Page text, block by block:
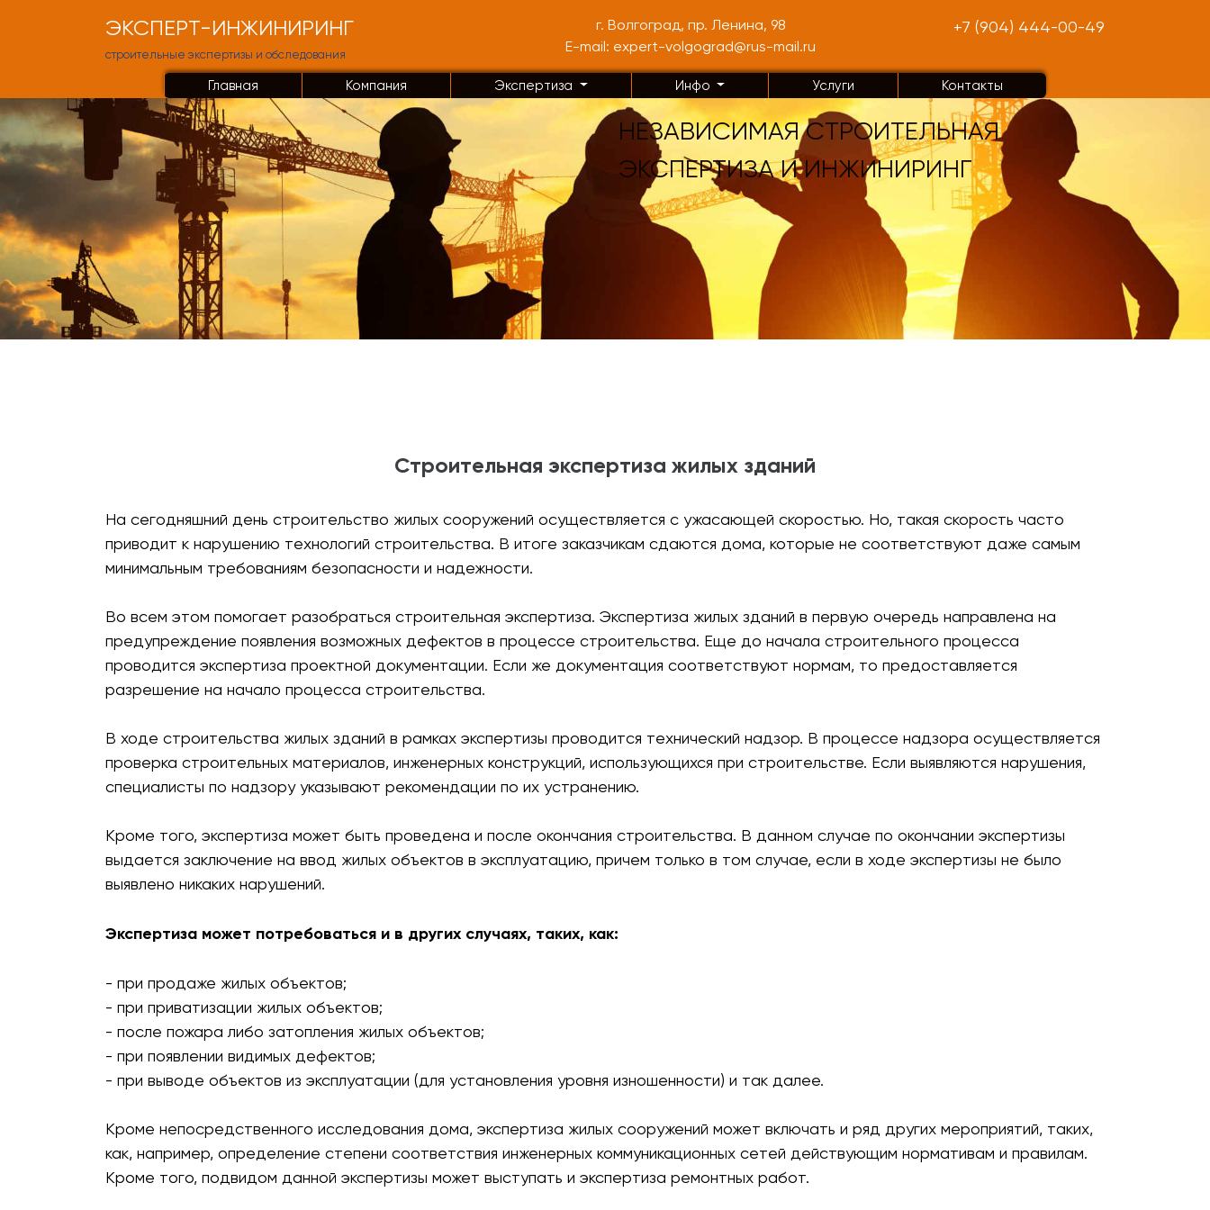
ЭКСПЕРТ-ИНЖИНИРИНГ
строительные экспертизы и обследования
г. Волгоград, пр. Ленина, 98
E-mail: expert-volgograd@rus-mail.ru
+7 (904) 444-00-49
Главная Компания Экспертиза Инфо Услуги Контакты
НЕЗАВИСИМАЯ СТРОИТЕЛЬНАЯ
ЭКСПЕРТИЗА И ИНЖИНИРИНГ
Строительная экспертиза жилых зданий
На сегодняшний день строительство жилых сооружений осуществляется с ужасающей скоростью. Но, такая скорость часто
приводит к нарушению технологий строительства. В итоге заказчикам сдаются дома, которые не соответствуют даже самым
минимальным требованиям безопасности и надежности.
Во всем этом помогает разобраться строительная экспертиза. Экспертиза жилых зданий в первую очередь направлена на
предупреждение появления возможных дефектов в процессе строительства. Еще до начала строительного процесса
проводится экспертиза проектной документации. Если же документация соответствуют нормам, то предоставляется
разрешение на начало процесса строительства.
В ходе строительства жилых зданий в рамках экспертизы проводится технический надзор. В процессе надзора осуществляется
проверка строительных материалов, инженерных конструкций, использующихся при строительстве. Если выявляются нарушения,
специалисты по надзору указывают рекомендации по их устранению.
Кроме того, экспертиза может быть проведена и после окончания строительства. В данном случае по окончании экспертизы
выдается заключение на ввод жилых объектов в эксплуатацию, причем только в том случае, если в ходе экспертизы не было
выявлено никаких нарушений.
Экспертиза может потребоваться и в других случаях, таких, как:
- при продаже жилых объектов;
- при приватизации жилых объектов;
- после пожара либо затопления жилых объектов;
- при появлении видимых дефектов;
- при выводе объектов из эксплуатации (для установления уровня изношенности) и так далее.
Кроме непосредственного исследования дома, экспертиза жилых сооружений может включать и ряд других мероприятий, таких,
как, например, определение степени соответствия инженерных коммуникационных сетей действующим нормативам и правилам.
Кроме того, подвидом данной экспертизы может выступать и экспертиза ремонтных работ.